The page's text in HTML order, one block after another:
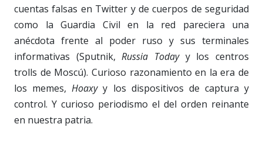
cuentas falsas en Twitter y de cuerpos de seguridad
como la Guardia Civil en la red pareciera una
anécdota frente al poder ruso y sus terminales
informativas (Sputnik,Russia Todayy los centros
trolls de Moscú). Curioso razonamiento en la era de
los memes,Hoaxyy los dispositivos de captura y
control. Y curioso periodismo el del orden reinante
en nuestra patria.